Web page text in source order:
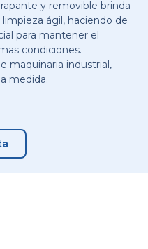
y removible brinda
ágil, haciendo de
para mantener el
condiciones.
maquinaria industrial,
medida.